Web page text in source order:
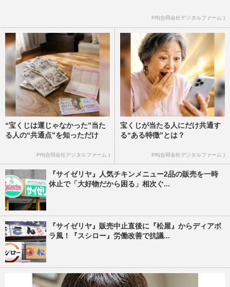
PR(合同会社デジタルファーム )
“宝くじは運じゃなかった”当た
る人の“共通点”を知っただけ
PR(合同会社デジタルファーム )
宝くじが当たる人にだけ共通す
る“ある特徴”とは？
PR(合同会社デジタルファーム )
『サイゼリヤ』人気チキンメニュー2品の販売を一時
休止で「大好物だから困る」相次ぐ...
『サイゼリヤ』販売中止直後に『松屋』からディアボ
ラ風！『スシロー』労働改善で抗議...